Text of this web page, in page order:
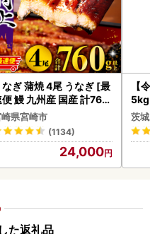
なぎ 蒲焼 4尾 うなぎ [最
便 鰻 九州産 国産 計760
上]
県宮崎市
(1134)
24,000
【
5kg
g x
町
茨
た返礼品